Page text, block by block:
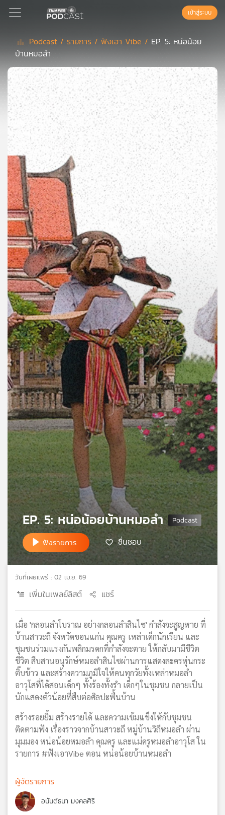
Podcast
เพล
ย์
ลิ
สต์
แนะนำ
เพล
ย์
ลิ
สต์
ของ
คุณ
เพลง
บทความ
ข่าว
และ
กิจกรรม
เกี่ยว
กับ
เรา
เครือ
ข่าย
วิทยุ
ไทย
พี
บี
เอส
แผนที่
วิทยุ
เครือ
ข่าย
เข้าสู่ระบบ
Podcast / รายการ /ฟังเอา Vibe / EP. 5: หน่อน้อย
บ้านหมอลำ
EP. 5: หน่อน้อยบ้านหมอลำ
ฟังรายการ ชื่นชอบ
วันที่เผยแพร่ : 02 เม.ย. 69
เพิ่มในเพลย์ลิสต์ แชร์
เมื่อ 'กลอนลำโบราณ อย่างกลอนลำสินไซ' กำลังจะสูญหาย ที่
บ้านสาวะถี จังหวัดขอนแก่น คุณครู เหล่าเด็กนักเรียน และ
ชุมชนร่วมแรงกันพลิกมรดกที่กำลังจะตาย ให้กลับมามีชีวิต
ชีวิต สืบสานอนุรักษ์หมอลำสินไซผ่านการแสดงละครหุ่นกระ
ติ๊บข้าว และสร้างความภูมิใจให้คนทุกวัยทั้งเหล่าหมอลำ
อาวุโสที่ได้สอนเด็กๆ ทั้งร้องทั้งรำ เด็กๆในชุมชน กลายเป็น
นักแสดงตัวน้อยที่สืบต่อศิลปะพื้นบ้าน
สร้างรอยยิ้ม สร้างรายได้ และความเข้มแข็งให้กับชุมชน
ติดตามฟัง เรื่องราวจากบ้านสาวะถี หมู่บ้านวิถีหมอลำ ผ่าน
มุมมอง หน่อน้อยหมอลำ คุณครู และแม่ครูหมอลำอาวุโส ใน
รายการ #ฟังเอาVibe ตอน หน่อน้อยบ้านหมอลำ
ผู้จัดรายการ
อนันต์ธนา มงคลศิริ